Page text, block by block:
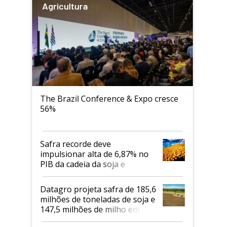
Agricultura
The Brazil Conference & Expo cresce
56%
Safra recorde deve
impulsionar alta de 6,87% no
PIB da cadeia da soja e
biodiesel em 2026
Datagro projeta safra de 185,6
milhões de toneladas de soja e
147,5 milhões de milho em
2026/27